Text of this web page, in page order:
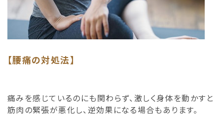
【腰痛の対処法】
痛みを感じているのにも関わらず、激しく身体を動かすと
筋肉の緊張が悪化し、逆効果になる場合もあります。